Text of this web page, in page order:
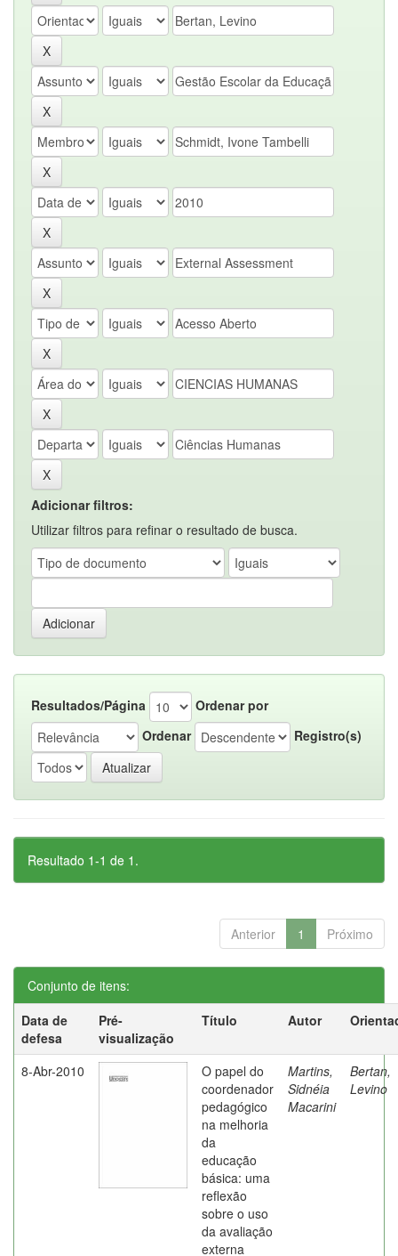
Adicionar filtros:
Utilizar filtros para refinar o resultado de busca.
Resultados/Página
Ordenar por
Ordenar
Registro(s)
Resultado 1-1 de 1.
Anterior 1 Próximo
Conjunto de itens:
Data de
defesa
Pré-
visualização
Título Autor
8-Abr-2010
O papel do
coordenador
pedagógico
na melhoria
da
educação
básica: uma
reflexão
sobre o uso
da avaliação
externa
Martins,
Sidnéia
Macarini
Bertan,
Levino